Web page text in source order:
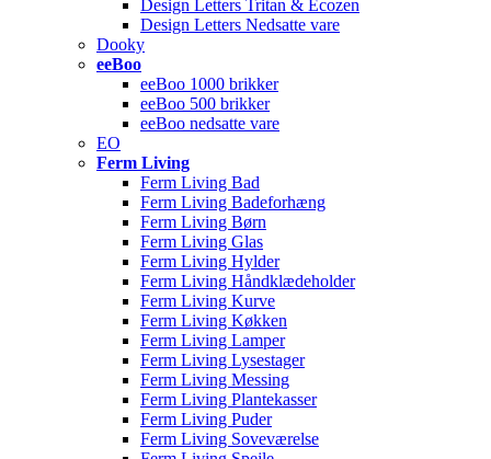
Design Letters Tritan & Ecozen
Design Letters Nedsatte vare
Dooky
eeBoo
eeBoo 1000 brikker
eeBoo 500 brikker
eeBoo nedsatte vare
EO
Ferm Living
Ferm Living Bad
Ferm Living Badeforhæng
Ferm Living Børn
Ferm Living Glas
Ferm Living Hylder
Ferm Living Håndklædeholder
Ferm Living Kurve
Ferm Living Køkken
Ferm Living Lamper
Ferm Living Lysestager
Ferm Living Messing
Ferm Living Plantekasser
Ferm Living Puder
Ferm Living Soveværelse